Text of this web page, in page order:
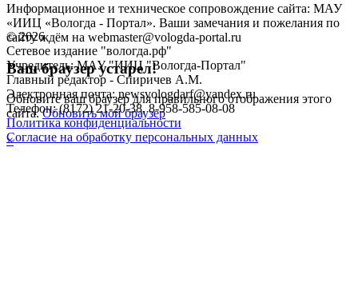
©2026
Сетевое издание "вологда.рф"
Учредитель: МАУ "ИИЦ "Вологда-Портал"
Главный редактор - Спиричев А.М.
Электронная почта: newsvologdarf@yandex.ru
Телефон: (8172) 21-20-38, 8-958-585-08-08
Политика конфиденциальности
Согласие на обработку персональных данных
Информационное и техническое сопровождение сайта: МАУ
«ИИЦ «Вологда - Портал». Ваши замечания и пожелания по
сайту ждём на webmaster@vologda-portal.ru
Ваш браузер устарел!
Обновите ваш браузер для правильного отображения этого
сайта.Обновить мой браузер
×